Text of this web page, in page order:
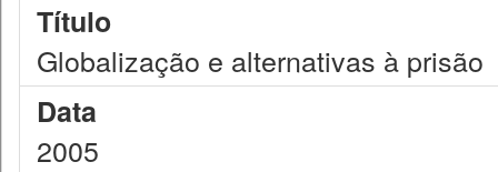
Título
Globalização e alternativas à prisão
Data
2005